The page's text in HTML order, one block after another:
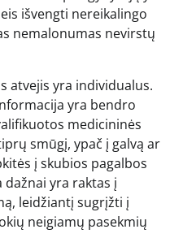
išvengti nereikalingo
nemalonumas nevirstų
atvejis yra individualus.
yra bendro
medicininės
smūgį, ypač į galvą ar
į skubios pagalbos
dažnai yra raktas į
leidžiantį sugrįžti į
neigiamų pasekmių